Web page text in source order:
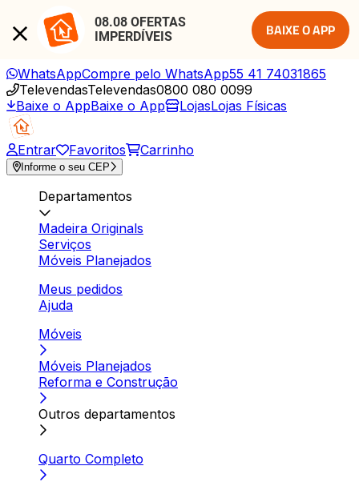
08.08 OFERTAS
IMPERDÍVEIS
BAIXE O APP
WhatsAppCompre pelo WhatsApp55 41 74031865
TelevendasTelevendas0800 080 0099
Baixe o AppBaixe o App LojasLojas Físicas
Entrar Favoritos Carrinho
Informe o seu CEP
Departamentos
Madeira Originals
Serviços
Móveis Planejados
Meus pedidos
Ajuda
Móveis
Móveis Planejados
Reforma e Construção
Outros departamentos
Quarto Completo